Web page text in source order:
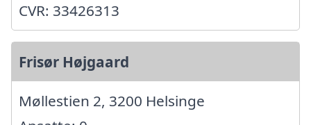
CVR: 33426313
Frisør Højgaard
Møllestien 2, 3200 Helsinge